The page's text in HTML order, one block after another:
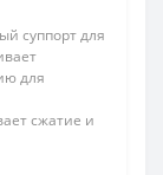
суппорт для
для
сжатие и